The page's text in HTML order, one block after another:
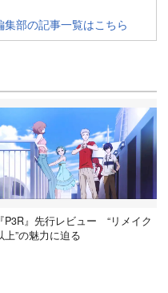
部の記事一覧はこちら
『P3R』先行レビュー “リメイク
上”の魅力に迫る